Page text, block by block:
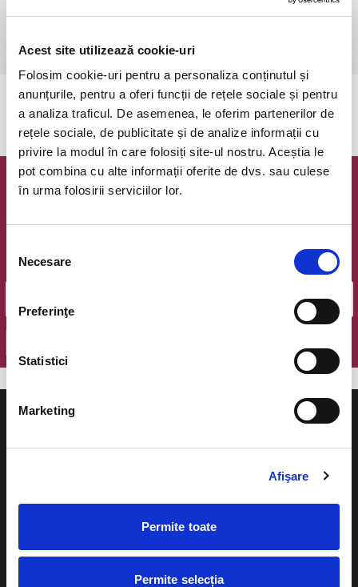
Acest site utilizează cookie-uri
Folosim cookie-uri pentru a personaliza conținutul și
anunțurile, pentru a oferi funcții de rețele sociale și pentru
a analiza traficul. De asemenea, le oferim partenerilor de
rețele sociale, de publicitate și de analize informații cu
privire la modul în care folosiți site-ul nostru. Aceștia le
pot combina cu alte informații oferite de dvs. sau culese
în urma folosirii serviciilor lor.
consimțământului
Necesare
Preferinţe
Statistici
Marketing
Afişare
Permite toate
Permite selecția
Informații suplimentare, la nr. de telefon 0773 825 249.
Evenimentul a expirat.
Newsletter @ Bilete.ro
Email
Cum comand bilete?